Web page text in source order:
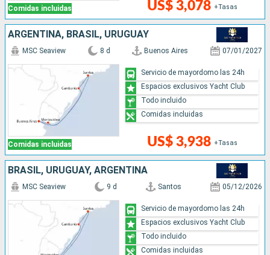
Comidas incluidas US$ 3,078 +Tasas
ARGENTINA, BRASIL, URUGUAY
Comidas incluidas
MSC Seaview 8 d Buenos Aires 07/01/2027
US$ 3,938 +Tasas
Servicio de mayordomo las 24h
Espacios exclusivos Yacht Club
Todo incluido
Comidas incluidas
BRASIL, URUGUAY, ARGENTINA
MSC Seaview 9 d Santos 05/12/2026
Servicio de mayordomo las 24h
Espacios exclusivos Yacht Club
Todo incluido
Comidas incluidas